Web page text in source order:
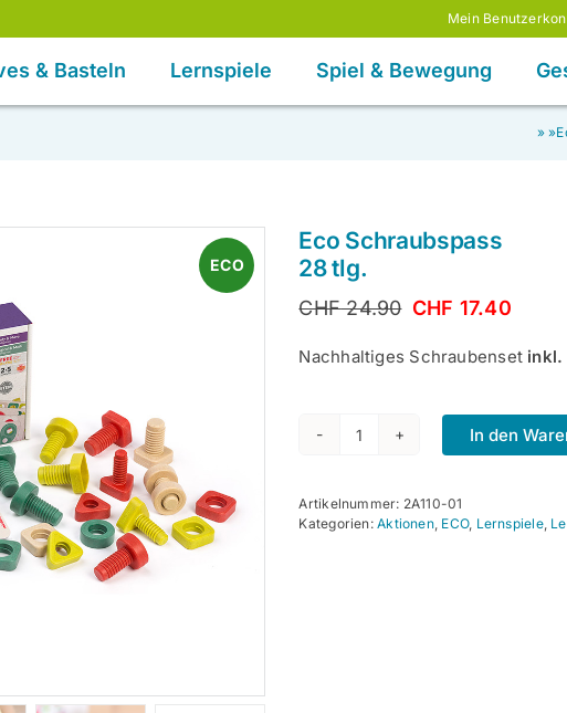
Mein
& Basteln Lernspiele Spiel & Bewegung
»»
ECO
Eco Schraubspass
28 tlg.
CHF24.90 CHF 17.40
Nachhaltiges Schraubenset inkl.
Eco
tlg.
In den
Artikelnummer: 2A110-01
Kategorien:Aktionen, ECO, Lernspiele,